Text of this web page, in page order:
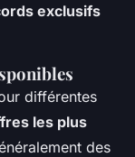
exclusifs
différentes
les plus
des